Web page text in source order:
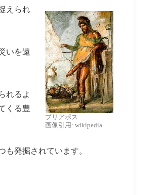
プリアポス
画像引用: wikipedia
えられ
いを遠
れるよ
くる豊
発掘されています。